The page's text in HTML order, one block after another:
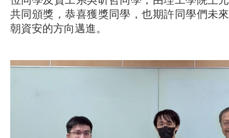
共同頒獎，恭喜獲獎同學，也期許同學們未
朝資安的方向邁進。